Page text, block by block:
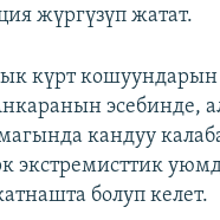
жүргүзүп жатат.
күрт кошуундарын
эсебинде,
кандуу
экстремисттик
болуп келет.